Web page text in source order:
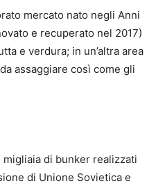
mercato nato negli Anni
e recuperato nel 2017)
e verdura; in un’altra area
assaggiare così come gli
di bunker realizzati
di Unione Sovietica e